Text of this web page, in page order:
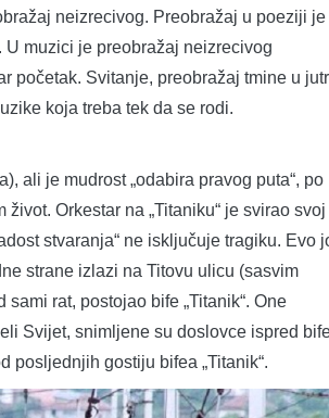
neizrecivog. Preobražaj u poeziji je
muzici je preobražaj neizrecivog
početak. Svitanje, preobražaj tmine u
koja treba tek da se rodi.
ali je mudrost „odabira pravog puta“, po
Orkestar na „Titaniku“ je svirao svoj
stvaranja“ ne isključuje tragiku. Evo
strane izlazi na Titovu ulicu (sasvim
rat, postojao bife „Titanik“. One
Svijet, snimljene su doslovce ispred
posljednjih gostiju bifea „Titanik“.